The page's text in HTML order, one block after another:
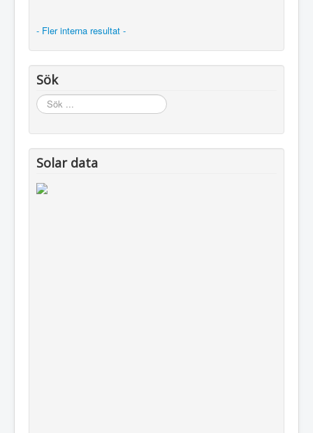
- Fler interna resultat -
Sök
Sök
...
Solar data